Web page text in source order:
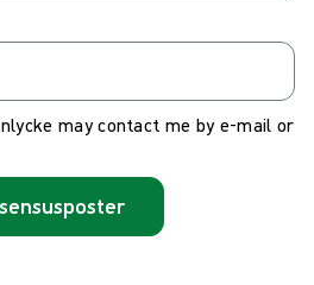
may contact me by e-mail or